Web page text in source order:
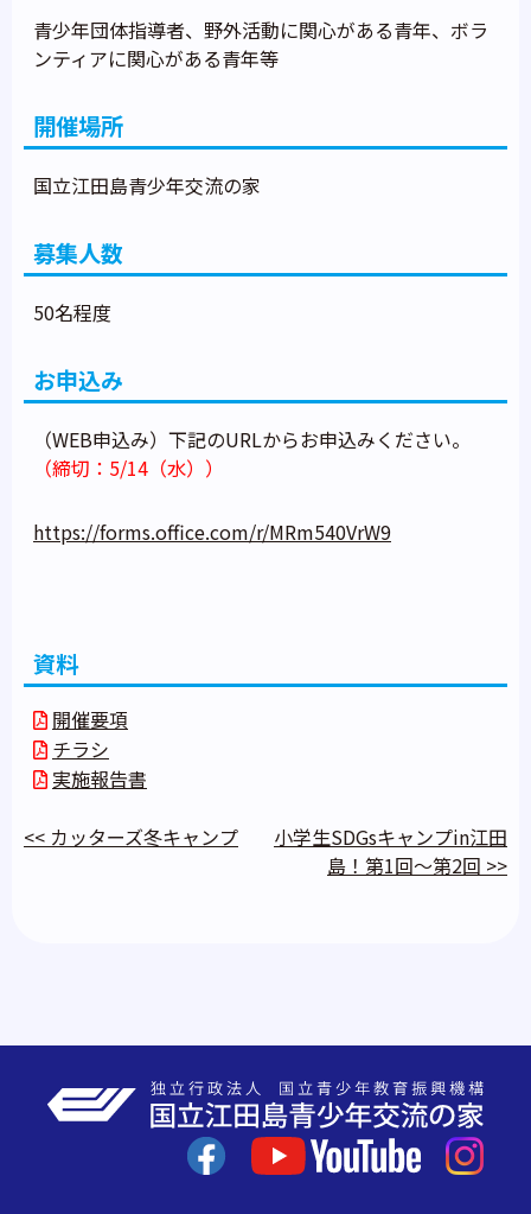
青少年団体指導者、野外活動に関心がある青年、ボラ
ンティアに関心がある青年等
開催場所
国立江田島青少年交流の家
募集人数
50名程度
お申込み
（WEB申込み）下記のURLからお申込みください。
（締切：5/14（水））
https://forms.office.com/r/MRm540VrW9
資料
開催要項
チラシ
実施報告書
ビ
ー
<< カッターズ冬キャンプ
小学生SDGsキャンプin江田
島！第1回～第2回 >>